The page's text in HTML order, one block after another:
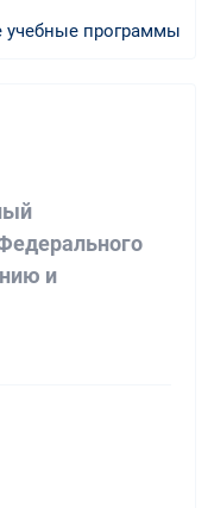
учебные программы
и